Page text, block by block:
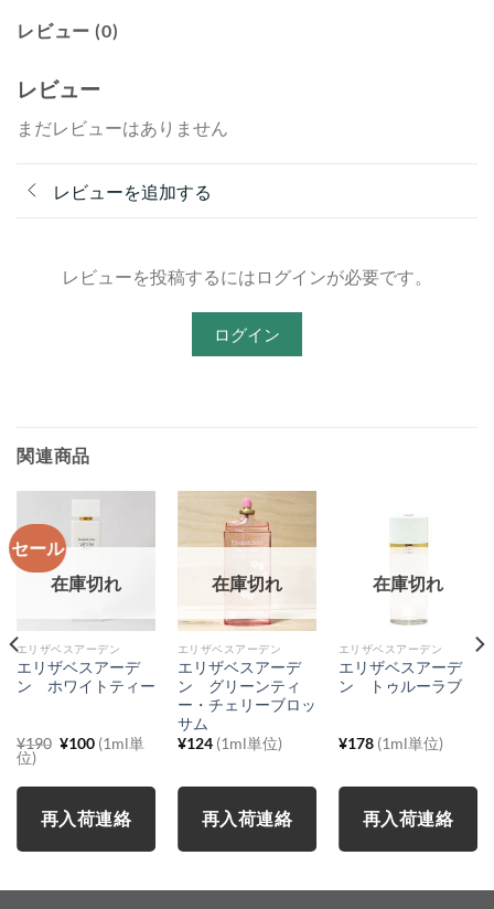
レビュー (0)
レビュー
まだレビューはありません
レビューを追加する
レビューを投稿するにはログインが必要です。
ログイン
関連商品
セール
在庫切れ
エリザベスアーデン
エリザベスアーデ
ン ホワイトティー
¥190 元
格
¥190
で
た。
¥100現
在
価
は
¥100
す。
(1ml単
位)
再入荷連絡
在庫切れ
エリザベスアーデン
エリザベスアーデ
ン グリーンティ
ー・チェリーブロッ
サム
¥124 (1ml単位)
再入荷連絡
在庫切れ
エリザベスアーデン
エリザベスアーデ
ン トゥルーラブ
¥178 (1ml単位)
再入荷連絡